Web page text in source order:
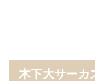
木下大サーカ